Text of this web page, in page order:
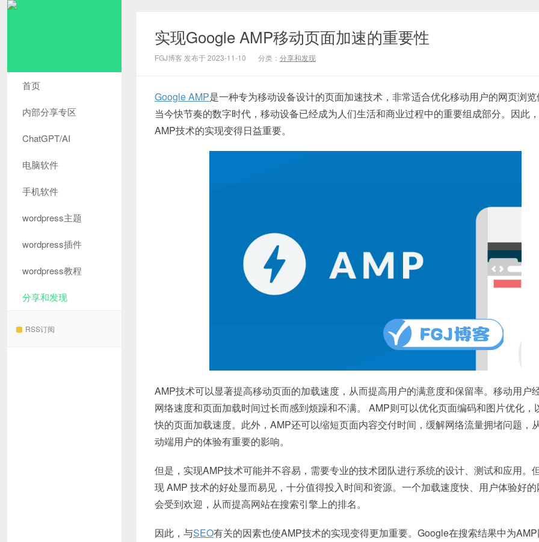
首页
内部分享专区
ChatGPT/AI
电脑软件
手机软件
wordpress主题
wordpress插件
wordpress教程
分享和发现
RSS订阅
实现Google AMP移动页面加速的重要性
FGJ博客 发布于 2023-11-10 分类： 分享和发现
Google AMP是一种专为移动设备设计的页面加速技术，非常适合优化移动用户的网页浏
当今快节奏的数字时代，移动设备已经成为人们生活和商业过程中的重要组成部分。因此
AMP技术的实现变得日益重要。
AMP技术可以显著提高移动页面的加载速度，从而提高用户的满意度和保留率。移动用户
网络速度和页面加载时间过长而感到烦躁和不满。 AMP则可以优化页面编码和图片优化，
快的页面加载速度。此外，AMP还可以缩短页面内容交付时间，缓解网络流量拥堵问题，
动端用户的体验有重要的影响。
但是，实现AMP技术可能并不容易，需要专业的技术团队进行系统的设计、测试和应用。
现 AMP 技术的好处显而易见，十分值得投入时间和资源。一个加载速度快、用户体验好
会受到欢迎，从而提高网站在搜索引擎上的排名。
因此，与SEO有关的因素也使AMP技术的实现变得更加重要。Google在搜索结果中为